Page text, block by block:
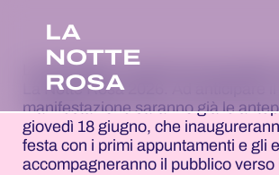
LA
NOTTE
ROSA
La Romagna è pronta ad
La Notte Rosa 2026. Ad anticipare il
manifestazione saranno già le
giovedì 18 giugno, che
festa con i primi appuntamenti e gli
accompagneranno il pubblico verso